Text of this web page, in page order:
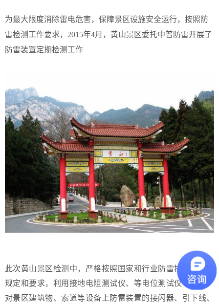
为最大限度消除雷电危害，保障景区设施安全运行，按照防
雷检测工作要求，2015年4月，黄山景区委托中普防雷开展了
防雷装置定期检测工作
此次黄山景区检测中，严格按照国家和行业防雷技术规范的
规定和要求，利用接地电阻测试仪、等电位测试仪等仪器，
对景区建筑物、索道等设备上 防雷装置的接闪器、引下线、